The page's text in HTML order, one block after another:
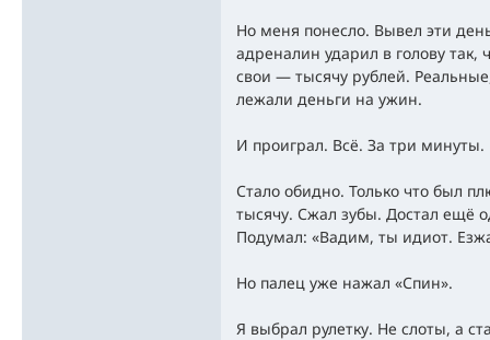
Но меня понесло. Вывел эти
адреналин ударил в голову
свои — тысячу рублей.
лежали деньги на ужин.
И проиграл. Всё. За три минуты.
Стало обидно. Только что был
тысячу. Сжал зубы. Достал ещё
Подумал: «Вадим, ты идиот.
Но палец уже нажал «Спин».
Я выбрал рулетку. Не слоты, а